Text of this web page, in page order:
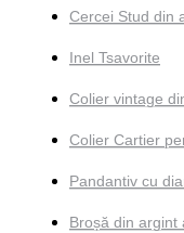
Cercei Stud din
Inel Tsavorite
Colier vintage
Colier Cartier
Pandantiv cu
Broșă din argint